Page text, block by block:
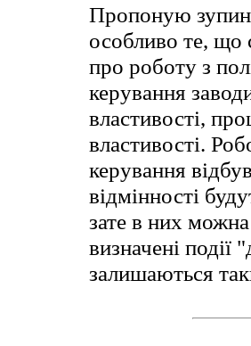
Пропоную
особливо те, що
про роботу з
керування
властивості,
властивості.
керування
відмінності
зате в них можна
визначені події
залишаються